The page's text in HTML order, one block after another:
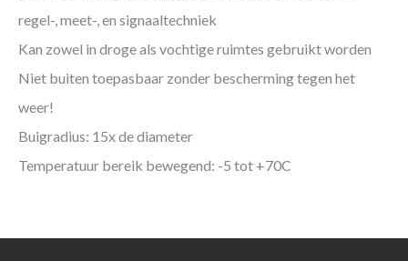
regel-, meet-, en signaaltechniek
Kan zowel in droge als vochtige ruimtes gebruikt worden
Niet buiten toepasbaar zonder bescherming tegen het
weer!
Buigradius: 15x de diameter
Temperatuur bereik bewegend: -5 tot +70C